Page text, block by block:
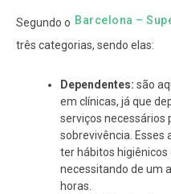
Segundo o Barcelona –
três categorias, sendo elas:
Dependentes: são
em clínicas, já que
serviços necessários
sobrevivência. Esses
ter hábitos higiênicos
necessitando de um
horas.